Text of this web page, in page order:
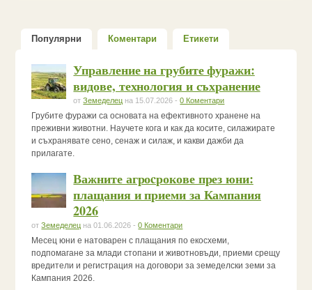
Популярни Коментари Етикети
Управление на грубите фуражи:
видове, технология и съхранение
отЗемеделец на 15.07.2026 -0 Коментари
Грубите фуражи са основата на ефективното хранене на
преживни животни. Научете кога и как да косите, силажирате
и съхранявате сено, сенаж и силаж, и какви дажби да
прилагате.
Важните агроcрокове през юни:
плащания и приеми за Кампания
2026
отЗемеделец на 01.06.2026 -0 Коментари
Месец юни е натоварен с плащания по екосхеми,
подпомагане за млади стопани и животновъди, приеми срещу
вредители и регистрация на договори за земеделски земи за
Кампания 2026.